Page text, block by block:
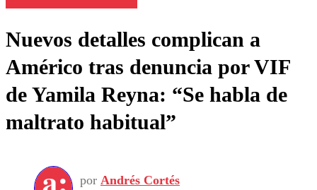
Nuevos detalles complican a
Américo tras denuncia por VIF
de Yamila Reyna: “Se habla de
maltrato habitual”
por Andrés Cortés